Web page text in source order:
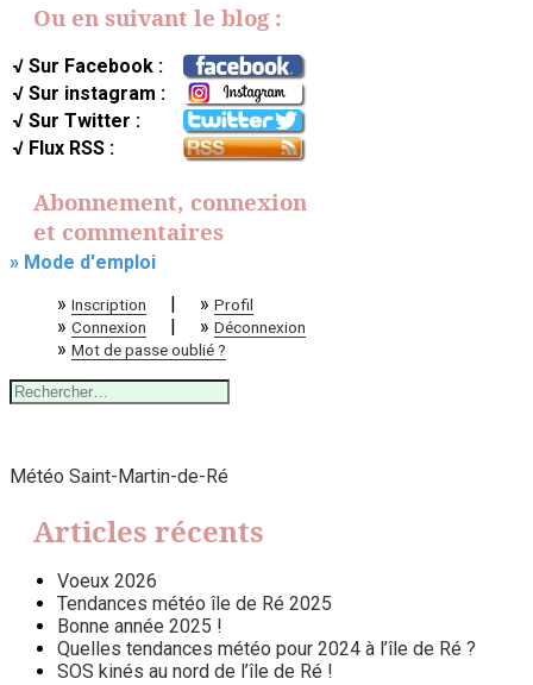
Ou en suivant le blog :
√ Sur Facebook :
√ Sur instagram :
√ Sur Twitter :
√ Flux RSS :
Abonnement, connexion
et commentaires
» Mode d'emploi
» Inscription | » Profil
» Connexion | » Déconnexion
» Mot de passe oublié ?
Rechercher :
Météo Saint-Martin-de-Ré
Articles récents
Voeux 2026
Tendances météo île de Ré 2025
Bonne année 2025 !
Quelles tendances météo pour 2024 à l’île de Ré ?
SOS kinés au nord de l’île de Ré !